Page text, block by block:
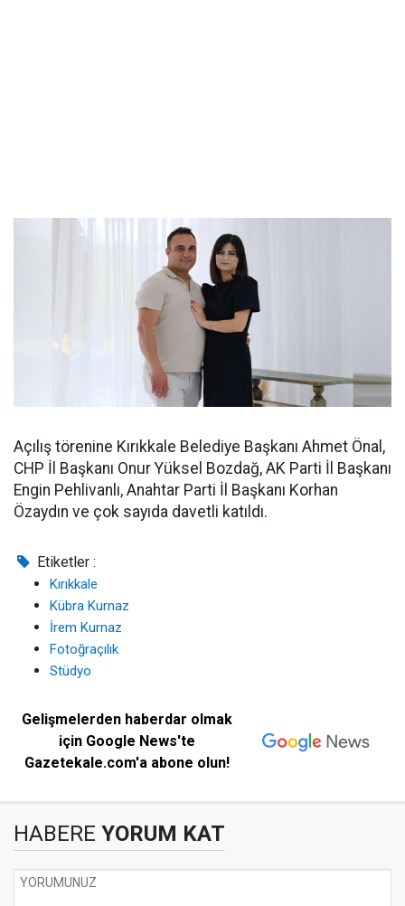
Açılış törenine Kırıkkale Belediye Başkanı Ahmet Önal,
CHP İl Başkanı Onur Yüksel Bozdağ, AK Parti İl Başkanı
Engin Pehlivanlı, Anahtar Parti İl Başkanı Korhan
Özaydın ve çok sayıda davetli katıldı.
Etiketler :
Kırıkkale
Kübra Kurnaz
İrem Kurnaz
Fotoğraçılık
Stüdyo
Gelişmelerden haberdar olmak
için Google News'te
Gazetekale.com'a abone olun!
HABERE YORUM KAT